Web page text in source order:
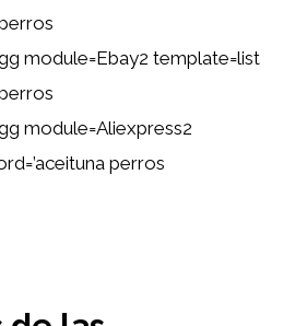
module=Ebay2 template=list
module=Aliexpress2
perros